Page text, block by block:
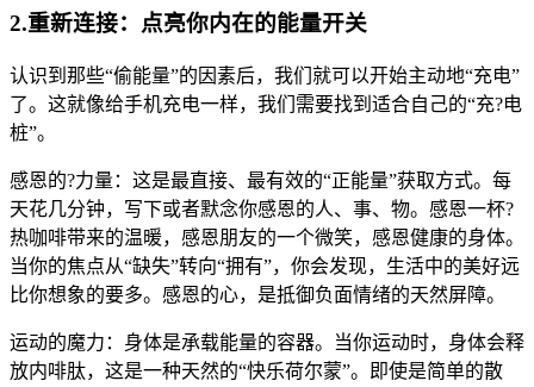
2.重新连接：点亮你内在的能量开关
认识到那些“偷能量”的因素后，我们就可以开始主动地“充电”
了。这就像给手机充电一样，我们需要找到适合自己的“充?电
桩”。
感恩的?力量：这是最直接、最有效的“正能量”获取方式。每
天花几分钟，写下或者默念你感恩的人、事、物。感恩一杯?
热咖啡带来的温暖，感恩朋友的一个微笑，感恩健康的身体。
当你的焦点从“缺失”转向“拥有”，你会发现，生活中的美好远
比你想象的要多。感恩的心，是抵御负面情绪的天然屏障。
运动的魔力：身体是承载能量的容器。当你运动时，身体会释
放内啡肽，这是一种天然的“快乐荷尔蒙”。即使是简单的散